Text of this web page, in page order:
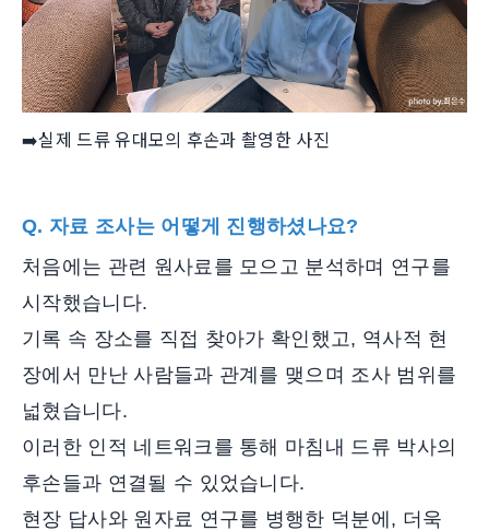
➡️실제 드류 유대모의 후손과 촬영한 사진
Q. 자료 조사는 어떻게 진행하셨나요?
처음에는 관련 원사료를 모으고 분석하며 연구를
시작했습니다.
기록 속 장소를 직접 찾아가 확인했고, 역사적 현
장에서 만난 사람들과 관계를 맺으며 조사 범위를
넓혔습니다.
이러한 인적 네트워크를 통해 마침내 드류 박사의
후손들과 연결될 수 있었습니다.
현장 답사와 원자료 연구를 병행한 덕분에, 더욱